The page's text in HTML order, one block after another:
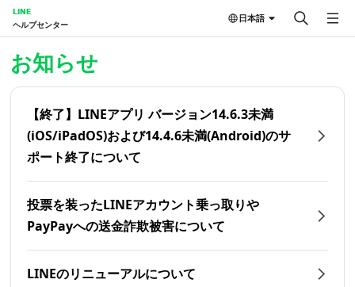
LINE
ヘルプセンター
日本語
お知らせ
【終了】LINEアプリ バージョン14.6.3未満
(iOS/iPadOS)および14.4.6未満(Android)のサ
ポート終了について
投票を装ったLINEアカウント乗っ取りや
PayPayへの送金詐欺被害について
LINEのリニューアルについて